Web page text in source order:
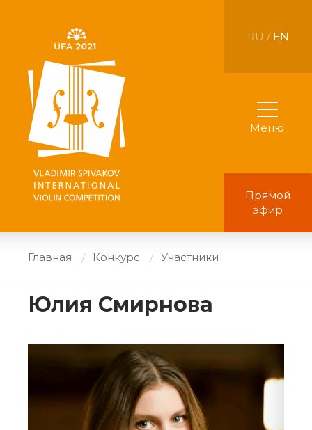
RU / EN
Прямой
эфир
Меню
Главная Конкурс Участники
Юлия Смирнова